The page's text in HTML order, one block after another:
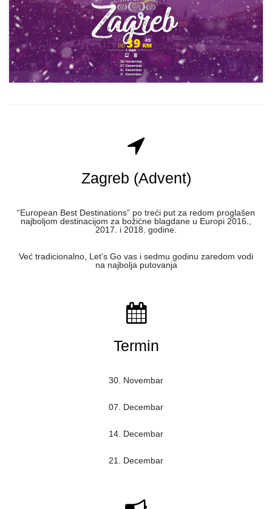
Zagreb (Advent)
“European Best Destinations” po treći put za redom proglašen
najboljom destinacijom za božićne blagdane u Europi 2016.,
2017. i 2018. godine.
Već tradicionalno, Let’s Go vas i sedmu godinu zaredom vodi
na najbolja putovanja
Termin
30. Novembar
07. Decembar
14. Decembar
21. Decembar